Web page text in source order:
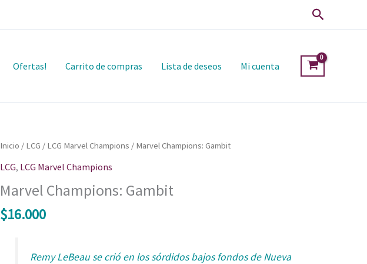
Buscar
Ofertas! Carrito de compras Lista de deseos Mi cuenta
Inicio / LCG / LCG Marvel Champions / Marvel Champions: Gambit
LCG, LCG Marvel Champions
Marvel Champions: Gambit
$16.000
Remy LeBeau se crió en los sórdidos bajos fondos de Nueva